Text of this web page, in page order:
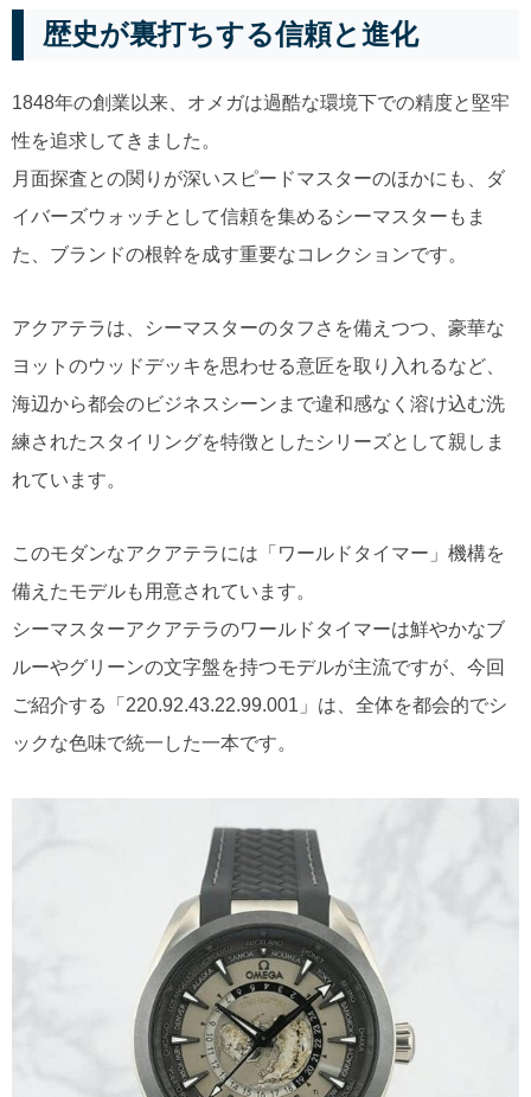
歴史が裏打ちする信頼と進化
1848年の創業以来、オメガは過酷な環境下での精度と堅牢
性を追求してきました。
月面探査との関りが深いスピードマスターのほかにも、ダ
イバーズウォッチとして信頼を集めるシーマスターもま
た、ブランドの根幹を成す重要なコレクションです。
アクアテラは、シーマスターのタフさを備えつつ、豪華な
ヨットのウッドデッキを思わせる意匠を取り入れるなど、
海辺から都会のビジネスシーンまで違和感なく溶け込む洗
練されたスタイリングを特徴としたシリーズとして親しま
れています。
このモダンなアクアテラには「ワールドタイマー」機構を
備えたモデルも用意されています。
シーマスターアクアテラのワールドタイマーは鮮やかなブ
ルーやグリーンの文字盤を持つモデルが主流ですが、今回
ご紹介する「220.92.43.22.99.001」は、全体を都会的でシ
ックな色味で統一した一本です。